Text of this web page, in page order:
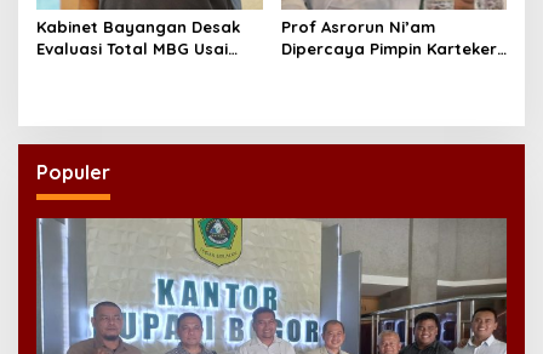
Kabinet Bayangan Desak
Evaluasi Total MBG Usai
Prof Asrorun Ni’am
Dipercaya Pimpin Karteker
Populer